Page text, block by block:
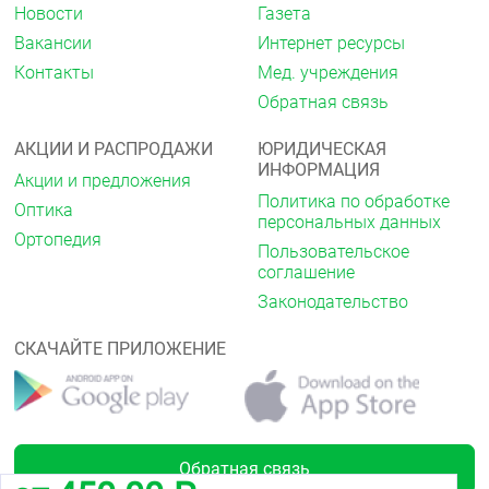
эффективности (кроме фатальной и нефатальной
сердечной недостаточности).
Фармакокинетика
Величина абсорбции амлодипина и периндоприла
при применении препарата Дальнева
существенно не отличается от таковой при
применении монопрепаратов.
Периндоприл
После приёма внутрь периндоприл быстро
всасывается и достигает максимальной
концентрации в плазме крови в течение 1 часа.
) периндоприла из
Периндоприл не обладает фармакологической
активностью, является пролекарством.
Приблизительно 27 % от общего количества
принятого внутрь периндоприла попадает в
кровоток в виде активного метаболита —
Новости
Вакансии
Контакты
Газета
Интернет ресурсы
Мед. учреждения
Обратная связь
АКЦИИ И РАСПРОДАЖИ
Акции и предложения
Оптика
Ортопедия
ЮРИДИЧЕСКАЯ
ИНФОРМАЦИЯ
Политика по обработке
персональных данных
Пользовательское
соглашение
Законодательство
СКАЧАЙТЕ ПРИЛОЖЕНИЕ
Обратная связь